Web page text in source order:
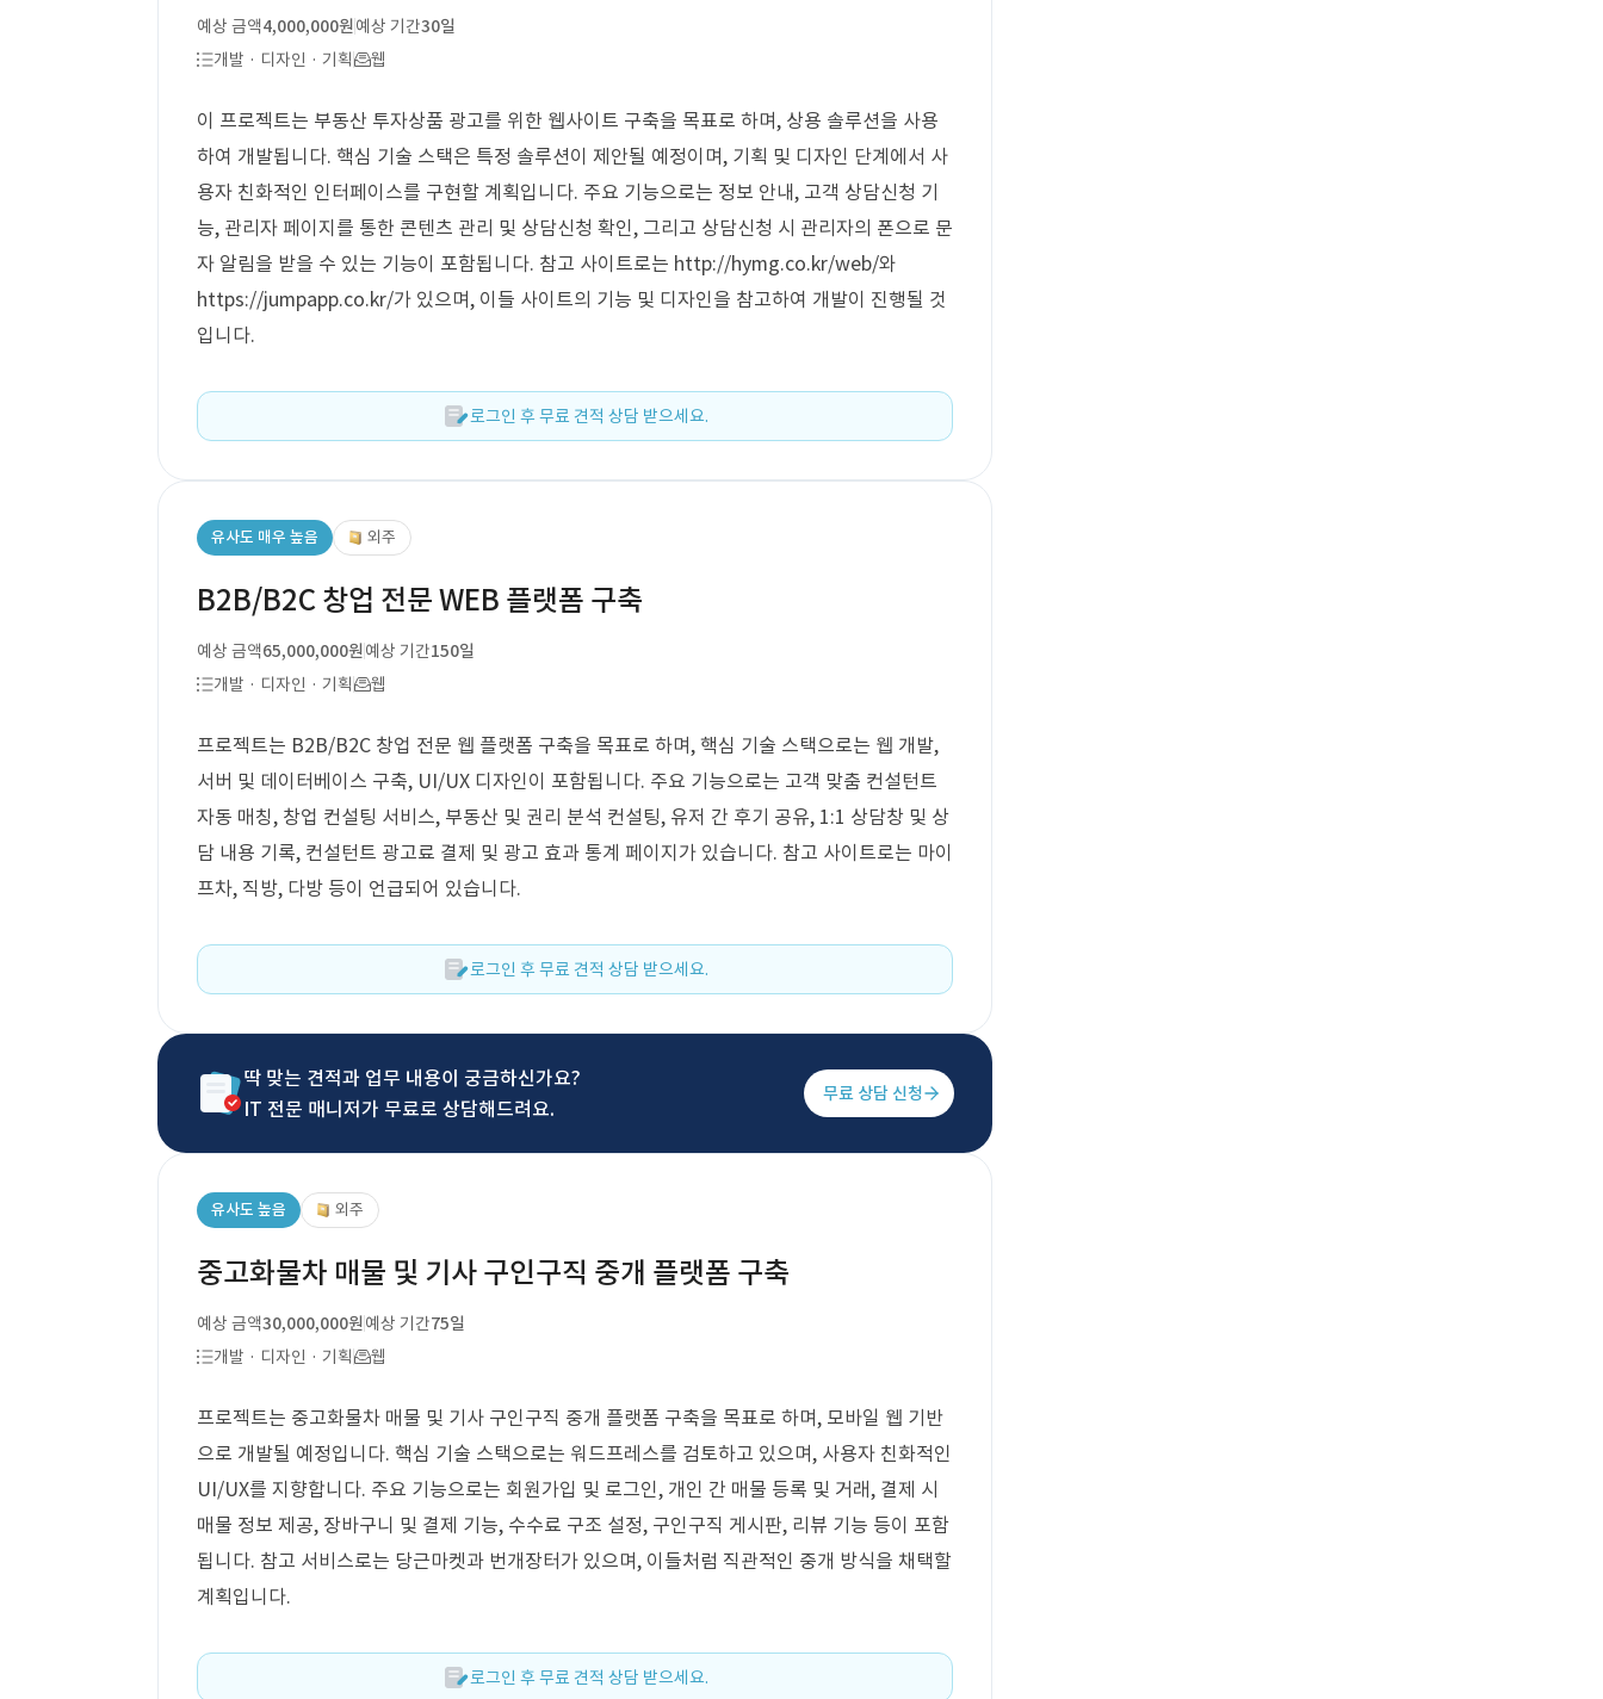
예상 금액4,000,000원예상 기간30일
개발 · 디자인 · 기획
웹
이 프로젝트는 부동산 투자상품 광고를 위한 웹사이트 구축을 목표로 하며, 상용 솔루션을 사용
하여 개발됩니다. 핵심 기술 스택은 특정 솔루션이 제안될 예정이며, 기획 및 디자인 단계에서 사
용자 친화적인 인터페이스를 구현할 계획입니다. 주요 기능으로는 정보 안내, 고객 상담신청 기
능, 관리자 페이지를 통한 콘텐츠 관리 및 상담신청 확인, 그리고 상담신청 시 관리자의 폰으로 문
자 알림을 받을 수 있는 기능이 포함됩니다. 참고 사이트로는 http://hymg.co.kr/web/와
https://jumpapp.co.kr/가 있으며, 이들 사이트의 기능 및 디자인을 참고하여 개발이 진행될 것
입니다.
로그인 후 무료 견적 상담 받으세요.
유사도 매우 높음 외주
B2B/B2C 창업 전문 WEB 플랫폼 구축
예상 금액65,000,000원예상 기간150일
개발 · 디자인 · 기획
웹
프로젝트는 B2B/B2C 창업 전문 웹 플랫폼 구축을 목표로 하며, 핵심 기술 스택으로는 웹 개발,
서버 및 데이터베이스 구축, UI/UX 디자인이 포함됩니다. 주요 기능으로는 고객 맞춤 컨설턴트
자동 매칭, 창업 컨설팅 서비스, 부동산 및 권리 분석 컨설팅, 유저 간 후기 공유, 1:1 상담창 및 상
담 내용 기록, 컨설턴트 광고료 결제 및 광고 효과 통계 페이지가 있습니다. 참고 사이트로는 마이
프차, 직방, 다방 등이 언급되어 있습니다.
로그인 후 무료 견적 상담 받으세요.
딱 맞는 견적과 업무 내용이 궁금하신가요?
IT 전문 매니저가 무료로 상담해드려요.
무료 상담 신청
유사도 높음 외주
중고화물차 매물 및 기사 구인구직 중개 플랫폼 구축
예상 금액30,000,000원예상 기간75일
개발 · 디자인 · 기획
웹
프로젝트는 중고화물차 매물 및 기사 구인구직 중개 플랫폼 구축을 목표로 하며, 모바일 웹 기반
으로 개발될 예정입니다. 핵심 기술 스택으로는 워드프레스를 검토하고 있으며, 사용자 친화적인
UI/UX를 지향합니다. 주요 기능으로는 회원가입 및 로그인, 개인 간 매물 등록 및 거래, 결제 시
매물 정보 제공, 장바구니 및 결제 기능, 수수료 구조 설정, 구인구직 게시판, 리뷰 기능 등이 포함
됩니다. 참고 서비스로는 당근마켓과 번개장터가 있으며, 이들처럼 직관적인 중개 방식을 채택할
계획입니다.
로그인 후 무료 견적 상담 받으세요.